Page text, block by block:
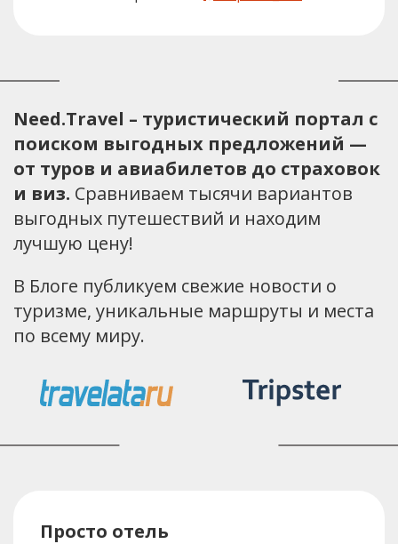
Need.Travel – туристический портал с
поиском выгодных предложений —
от туров и авиабилетов до страховок
и виз. Сравниваем тысячи вариантов
выгодных путешествий и находим
лучшую цену!
В Блоге публикуем свежие новости о
туризме, уникальные маршруты и места
по всему миру.
Просто отель